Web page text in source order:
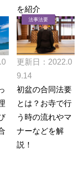
を紹介
法事法要
更新日：2022.0
9.14
初盆の合同法要
とは？お寺で行
う時の流れやマ
ナーなどを解
説！